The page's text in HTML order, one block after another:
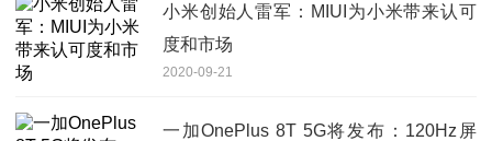
小米创始人雷军：MIUI为小米带来认可
度和市场
2020-09-21
一加OnePlus 8T 5G将发布：120Hz屏